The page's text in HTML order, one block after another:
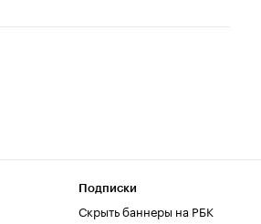
Подписки
Скрыть баннеры на РБК